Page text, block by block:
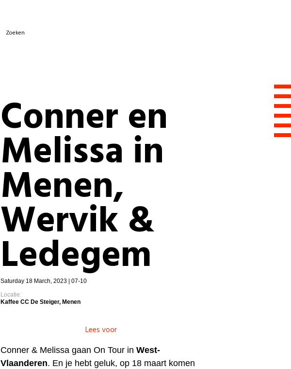
Zoeken
Conner en
Melissa in
Menen,
Wervik &
Ledegem
Saturday 18 March, 2023 | 07-10
Locatie:
Kaffee CC De Steiger, Menen
Lees voor
Conner & Melissa gaan On Tour in West-
Vlaanderen. En je hebt geluk, op 18 maart komen